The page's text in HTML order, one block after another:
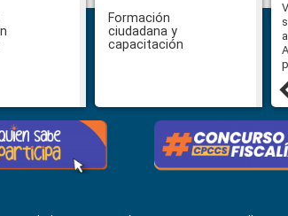
Formación
ciudadana y
capacitación
Hasta el 31 de julio se podrán
presentar impugnaciones en
contra de los postulantes al
concurso para designar Fiscal